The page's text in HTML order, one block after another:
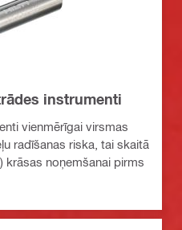
instrumenti
vienmērīgai virsmas
radīšanas riska, tai skaitā
krāsas noņemšanai pirms